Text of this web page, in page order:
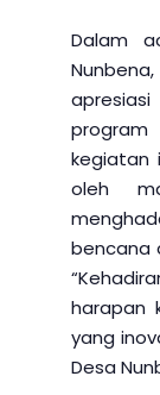
Dalam
kegiatan
oleh
bencana
harapan
yang
Desa